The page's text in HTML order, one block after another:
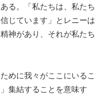
る。「私たちは、私たち
じています」とレニーは
神があり、それが私たち
めに我々がここにいるこ
集結することを意味す